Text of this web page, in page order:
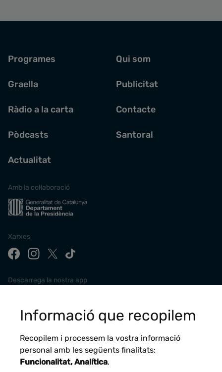
Programes
Graella
Ràdio a la carta
Pòdcasts
Actualitat
Qui som
Publicitat
Contacte
Santoral
Amb la col·laboració
Xarxes
Descarrega la nostra app
Informació que recopilem
Recopilem i processem la vostra informació
personal amb les següents finalitats:
Funcionalitat, Analítica.